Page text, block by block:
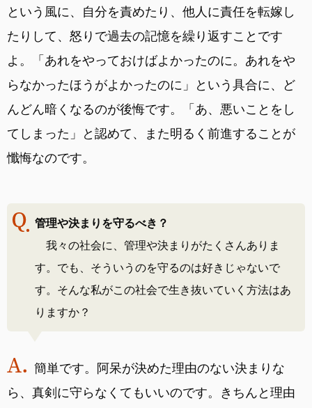
という風に、自分を責めたり、他人に責任を転嫁し
たりして、怒りで過去の記憶を繰り返すことです
よ。「あれをやっておけばよかったのに。あれをや
らなかったほうがよかったのに」という具合に、ど
んどん暗くなるのが後悔です。「あ、悪いことをし
てしまった」と認めて、また明るく前進することが
懺悔なのです。
管理や決まりを守るべき？
我々の社会に、管理や決まりがたくさんありま
す。でも、そういうのを守るのは好きじゃないで
す。そんな私がこの社会で生き抜いていく方法はあ
りますか？
簡単です。阿呆が決めた理由のない決まりな
ら、真剣に守らなくてもいいのです。きちんと理由